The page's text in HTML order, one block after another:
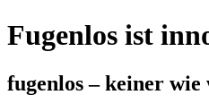
Fugenlos ist
fugenlos – keiner